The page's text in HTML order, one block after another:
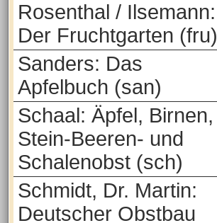
Rosenthal / Ilsemann:
Der Fruchtgarten (fru)
Sanders: Das
Apfelbuch (san)
Schaal: Äpfel, Birnen,
Stein-Beeren- und
Schalenobst (sch)
Schmidt, Dr. Martin:
Deutscher Obstbau